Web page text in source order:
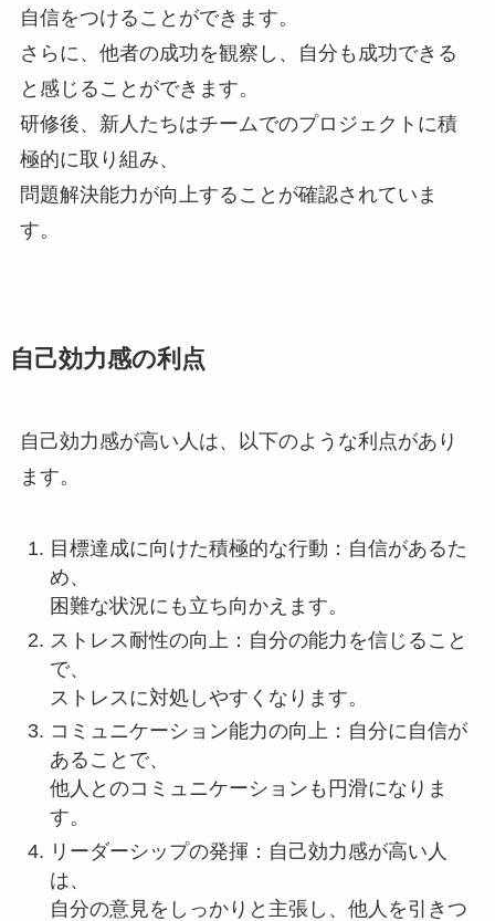
自信をつけることができます。
さらに、他者の成功を観察し、自分も成功できる
と感じることができます。
研修後、新人たちはチームでのプロジェクトに積
極的に取り組み、
問題解決能力が向上することが確認されていま
す。
自己効力感の利点
自己効力感が高い人は、以下のような利点があり
ます。
目標達成に向けた積極的な行動：自信があるた
め、
困難な状況にも立ち向かえます。
ストレス耐性の向上：自分の能力を信じること
で、
ストレスに対処しやすくなります。
コミュニケーション能力の向上：自分に自信が
あることで、
他人とのコミュニケーションも円滑になりま
す。
リーダーシップの発揮：自己効力感が高い人
は、
自分の意見をしっかりと主張し、他人を引きつ